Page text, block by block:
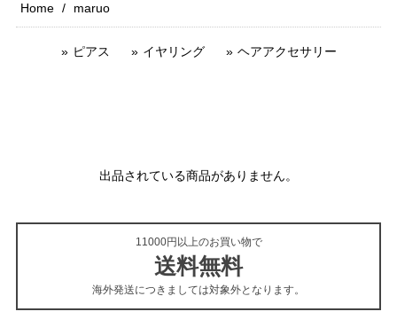
Home maruo
ピアス イヤリング ヘアアクセサリー
出品されている商品がありません。
11000円以上のお買い物で
送料無料
海外発送につきましては対象外となります。